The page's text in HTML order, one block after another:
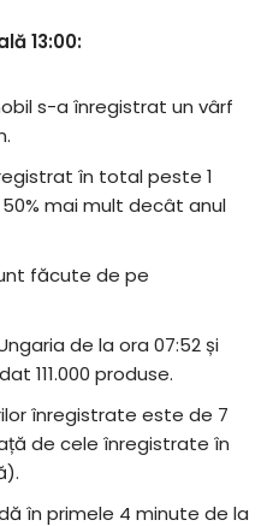
13:00:
s-a înregistrat un vârf
în total peste 1
mai mult decât anul
făcute de pe
de la ora 07:52 și
111.000 produse.
înregistrate este de 7
de cele înregistrate în
în primele 4 minute de la